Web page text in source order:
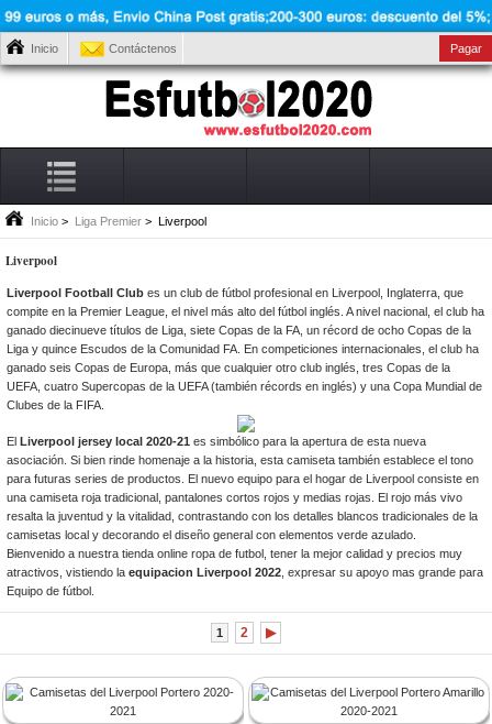
Inicio Contáctenos Pagar
Inicio > Liga Premier > Liverpool
Liverpool
Liverpool Football Clubes un club de fútbol profesional en Liverpool, Inglaterra, que
compite en la Premier League, el nivel más alto del fútbol inglés. A nivel nacional, el club ha
ganado diecinueve títulos de Liga, siete Copas de la FA, un récord de ocho Copas de la
Liga y quince Escudos de la Comunidad FA. En competiciones internacionales, el club ha
ganado seis Copas de Europa, más que cualquier otro club inglés, tres Copas de la
UEFA, cuatro Supercopas de la UEFA (también récords en inglés) y una Copa Mundial de
Clubes de la FIFA.
El Liverpool jersey local 2020-21 es simbólico para la apertura de esta nueva
asociación. Si bien rinde homenaje a la historia, esta camiseta también establece el tono
para futuras series de productos. El nuevo equipo para el hogar de Liverpool consiste en
una camiseta roja tradicional, pantalones cortos rojos y medias rojas. El rojo más vivo
resalta la juventud y la vitalidad, contrastando con los detalles blancos tradicionales de la
camisetas local y decorando el diseño general con elementos verde azulado.
Bienvenido a nuestra tienda online ropa de futbol, tener la mejor calidad y precios muy
atractivos, vistiendo la equipacion Liverpool 2022, expresar su apoyo mas grande para
Equipo de fútbol.
1 2 ▶